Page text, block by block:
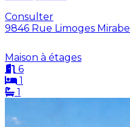
Consulter
9846 Rue Limoges Mirabel
Maison à étages
6
1
1